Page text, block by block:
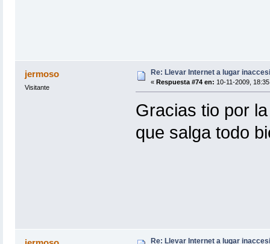
jermoso
Visitante
Re: Llevar Internet a lugar
« Respuesta #74 en: 10-11-2009,
Gracias tio por
que salga todo
Re: Llevar Internet a lugar